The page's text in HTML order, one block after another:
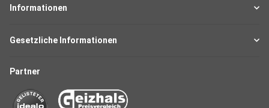
Informationen
Gesetzliche Informationen
Partner